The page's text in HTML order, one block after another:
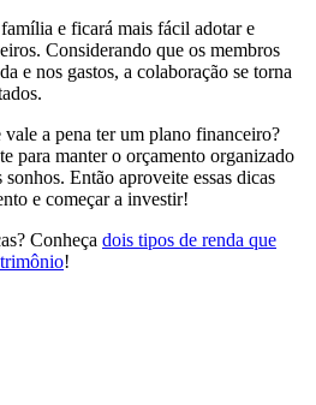
e ficará mais fácil adotar e
Considerando que os membros
e nos gastos, a colaboração se torna
a pena ter um plano financeiro?
para manter o orçamento organizado
Então aproveite essas dicas
e começar a investir!
Conheça dois tipos de renda que
!